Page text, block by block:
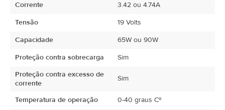
Corrente
3.42 ou 4.74A
Tensão
19 Volts
Capacidade
65W ou 90W
Proteção contra sobrecarga
Sim
Proteção contra excesso de
corrente
Sim
Temperatura de operação
0-40 graus Cº